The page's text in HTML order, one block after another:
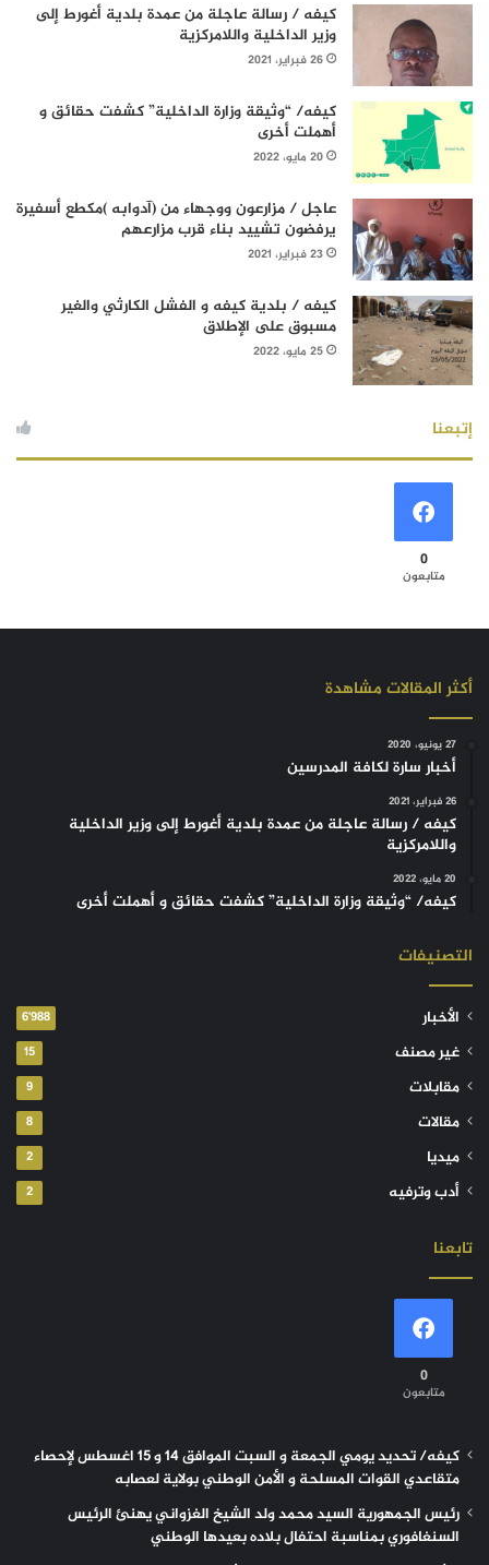
كيفه / رسالة عاجلة من عمدة بلدية أغورط إلى
وزير الداخلية واللامركزية
26 فبراير، 2021
كيفه/ “وثيقة وزارة الداخلية” كشفت حقائق و
أهملت أخرى
20 مايو، 2022
عاجل / مزارعون ووجهاء من (آدوابه )مكطع أسفيرة
يرفضون تشييد بناء قرب مزارعهم
23 فبراير، 2021
كيفه / بلدية كيفه و الفشل الكارثي والغير
مسبوق على الإطلاق
25 مايو، 2022
إتبعنا
0
متابعون
أكثر المقالات مشاهدة
27 يونيو، 2020
أخبار سارة لكافة المدرسين
26 فبراير، 2021
كيفه / رسالة عاجلة من عمدة بلدية أغورط إلى وزير الداخلية
واللامركزية
20 مايو، 2022
كيفه/ “وثيقة وزارة الداخلية” كشفت حقائق و أهملت أخرى
التصنيفات
الأخبار 6٬988
غير مصنف 15
مقابلات 9
مقالات 8
ميديا 2
أدب وترفيه 2
تابعنا
0
متابعون
كيفه/ تحديد يومي الجمعة و السبت الموافق 14 و 15 اغسطس لإحصاء
متقاعدي القوات المسلحة و الأمن الوطني بولاية لعصابه
رئيس الجمهورية السيد محمد ولد الشيخ الغزواني يهنئ الرئيس
السنغافوري بمناسبة احتفال بلاده بعيدها الوطني